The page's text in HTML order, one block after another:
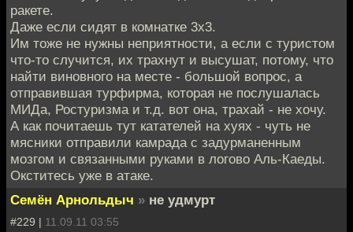
ракете.
Даже если сидят в комнатке 3х3.
Им тоже не нужны неприятности, а если с туристом
что-то случится, их трахнут и высушат, потому, что
найти виновного на месте - большой вопрос, а
отправившая турфирма, которая не послушалась
МИДа, Ростуризма и т.д. вот она, трахай - не хочу.
А как почитаешь тут катателей на хуях - чуть не
мясники отправили камрада с задурманенным
мозгом и связанными руками в логово Аль-Каеды.
Окститесь уже в атаке.
Семён Арнольдыч » не удмурт
#229 | 11.09.11 03:55